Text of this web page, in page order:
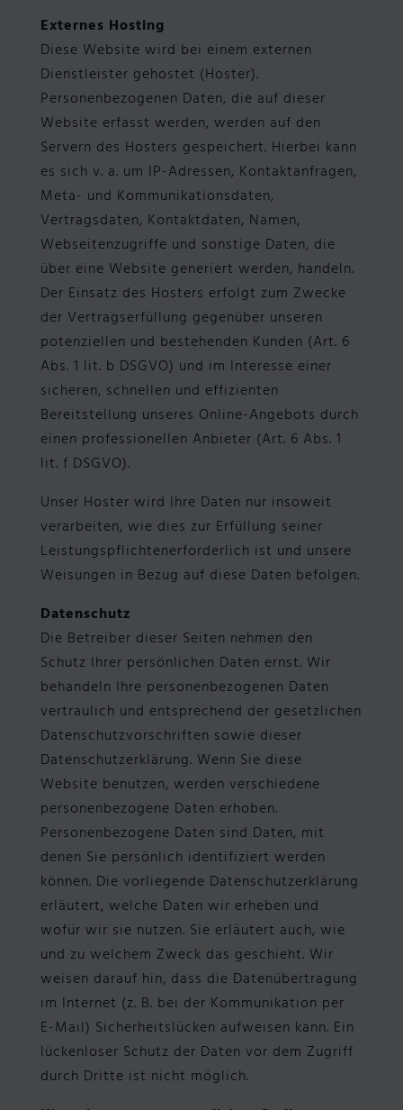
Externes Hosting
Diese Website wird bei einem externen
Dienstleister gehostet (Hoster).
Personenbezogenen Daten, die auf dieser
Website erfasst werden, werden auf den
Servern des Hosters gespeichert. Hierbei kann
es sich v. a. um IP-Adressen, Kontaktanfragen,
Meta- und Kommunikationsdaten,
Vertragsdaten, Kontaktdaten, Namen,
Webseitenzugriffe und sonstige Daten, die
über eine Website generiert werden, handeln.
Der Einsatz des Hosters erfolgt zum Zwecke
der Vertragserfüllung gegenüber unseren
potenziellen und bestehenden Kunden (Art. 6
Abs. 1 lit. b DSGVO) und im Interesse einer
sicheren, schnellen und effizienten
Bereitstellung unseres Online-Angebots durch
einen professionellen Anbieter (Art. 6 Abs. 1
lit. f DSGVO).
Unser Hoster wird Ihre Daten nur insoweit
verarbeiten, wie dies zur Erfüllung seiner
Leistungspflichtenerforderlich ist und unsere
Weisungen in Bezug auf diese Daten befolgen.
Datenschutz
Die Betreiber dieser Seiten nehmen den
Schutz Ihrer persönlichen Daten ernst. Wir
behandeln Ihre personenbezogenen Daten
vertraulich und entsprechend der gesetzlichen
Datenschutzvorschriften sowie dieser
Datenschutzerklärung. Wenn Sie diese
Website benutzen, werden verschiedene
personenbezogene Daten erhoben.
Personenbezogene Daten sind Daten, mit
denen Sie persönlich identifiziert werden
können. Die vorliegende Datenschutzerklärung
erläutert, welche Daten wir erheben und
wofür wir sie nutzen. Sie erläutert auch, wie
und zu welchem Zweck das geschieht. Wir
weisen darauf hin, dass die Datenübertragung
im Internet (z. B. bei der Kommunikation per
E-Mail) Sicherheitslücken aufweisen kann. Ein
lückenloser Schutz der Daten vor dem Zugriff
durch Dritte ist nicht möglich.